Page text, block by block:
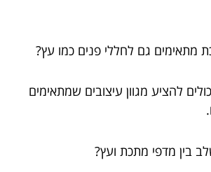
להציע מגוון עיצובים שמתאימים